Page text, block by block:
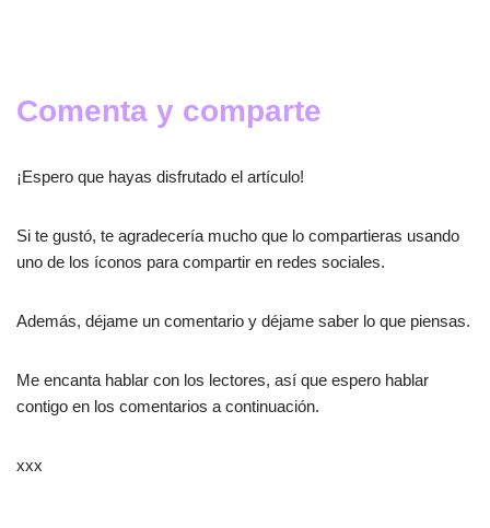
Comenta y comparte
¡Espero que hayas disfrutado el artículo!
Si te gustó, te agradecería mucho que lo compartieras usando
uno de los íconos para compartir en redes sociales.
Además, déjame un comentario y déjame saber lo que piensas.
Me encanta hablar con los lectores, así que espero hablar
contigo en los comentarios a continuación.
xxx